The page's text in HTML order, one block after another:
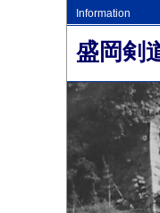
Information
盛岡剣